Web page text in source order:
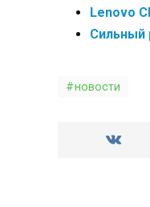
Lenovo
Сильный
новости